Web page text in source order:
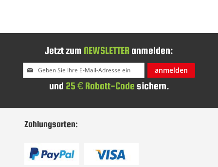
Jetzt zum NEWSLETTER anmelden:
Melden
Sie
an:
anmelden
und 25 € Rabatt-Code sichern.
Zahlungsarten: